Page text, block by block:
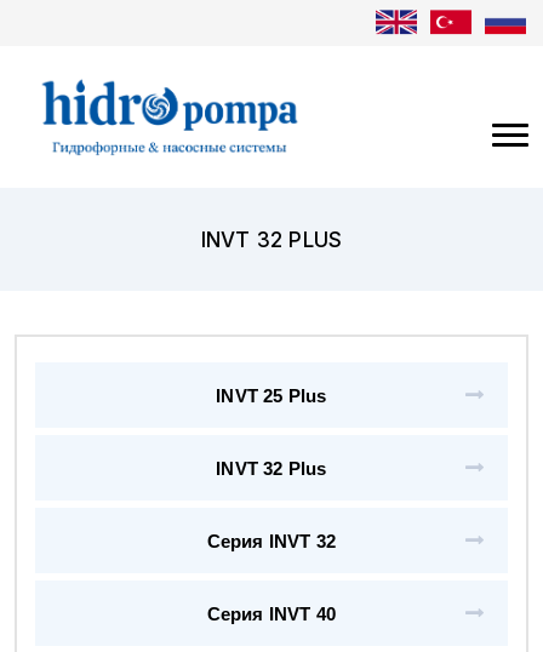
INVT 32 PLUS
INVT 25 Plus
INVT 32 Plus
Серия INVT 32
Серия INVT 40